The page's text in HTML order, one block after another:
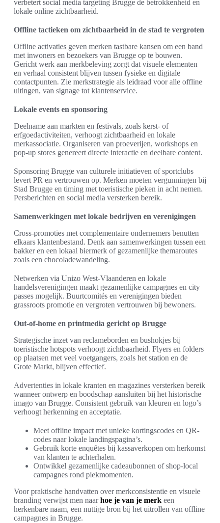
verbetert social media targeting Brugge de betrokkenheid en
lokale online zichtbaarheid.
Offline tactieken om zichtbaarheid in de stad te vergroten
Offline activaties geven merken tastbare kansen om een band
met inwoners en bezoekers van Brugge op te bouwen.
Gericht werk aan merkbeleving zorgt dat visuele elementen
en verhaal consistent blijven tussen fysieke en digitale
contactpunten. Zie merkstrategie als leidraad voor alle offline
uitingen, van signage tot klantenservice.
Lokale events en sponsoring
Deelname aan markten en festivals, zoals kerst- of
erfgoedactiviteiten, verhoogt zichtbaarheid en lokale
merkassociatie. Organiseren van proeverijen, workshops en
pop-up stores genereert directe interactie en deelbare content.
Sponsoring Brugge van culturele initiatieven of sportclubs
levert PR en vertrouwen op. Merken moeten vergunningen bij
Stad Brugge en timing met toeristische pieken in acht nemen.
Persberichten en social media versterken bereik.
Samenwerkingen met lokale bedrijven en verenigingen
Cross-promoties met complementaire ondernemers benutten
elkaars klantenbestand. Denk aan samenwerkingen tussen een
bakker en een lokaal biermerk of gezamenlijke themaroutes
zoals een chocoladewandeling.
Netwerken via Unizo West-Vlaanderen en lokale
handelsverenigingen maakt gezamenlijke campagnes en city
passes mogelijk. Buurtcomités en verenigingen bieden
grassroots promotie en vergroten vertrouwen bij bewoners.
Out-of-home en printmedia gericht op Brugge
Strategische inzet van reclameborden en bushokjes bij
toeristische hotspots verhoogt zichtbaarheid. Flyers en folders
op plaatsen met veel voetgangers, zoals het station en de
Grote Markt, blijven effectief.
Advertenties in lokale kranten en magazines versterken bereik
wanneer ontwerp en boodschap aansluiten bij het historische
imago van Brugge. Consistent gebruik van kleuren en logo’s
verhoogt herkenning en acceptatie.
Meet offline impact met unieke kortingscodes en QR-
codes naar lokale landingspagina’s.
Gebruik korte enquêtes bij kassaverkopen om herkomst
van klanten te achterhalen.
Ontwikkel gezamenlijke cadeaubonnen of shop-local
campagnes rond piekmomenten.
Voor praktische handvatten over merkconsistentie en visuele
branding verwijst men naarhoe je van je merk een
herkenbare naam, een nuttige bron bij het uitrollen van offline
campagnes in Brugge.